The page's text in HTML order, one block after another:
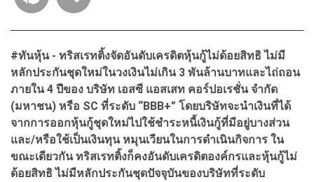
#ทันหุ้น - ทริสเรทติ้งจัดอันดับเครดิตหุ้นกู้ไม่ด้อยสิทธิ ไม่มี
หลักประกันชุดใหม่ในวงเงินไม่เกิน 3 พันล้านบาทและไถ่ถอน
ภายใน 4 ปีของ บริษัท เอสซี แอสเสท คอร์ปอเรชั่น จำกัด
(มหาชน) หรือ SC ที่ระดับ “BBB+” โดยบริษัทจะนำเงินที่ได้
จากการออกหุ้นกู้ชุดใหม่ไปใช้ชำระหนี้เงินกู้ที่มีอยู่บางส่วน
และ/หรือใช้เป็นเงินทุน หมุนเวียนในการดำเนินกิจการ ใน
ขณะเดียวกัน ทริสเรทติ้งก็คงอันดับเครดิตองค์กรและหุ้นกู้ไม่
ด้อยสิทธิ ไม่มีหลักประกันชุดปัจจุบันของบริษัทที่ระดับ